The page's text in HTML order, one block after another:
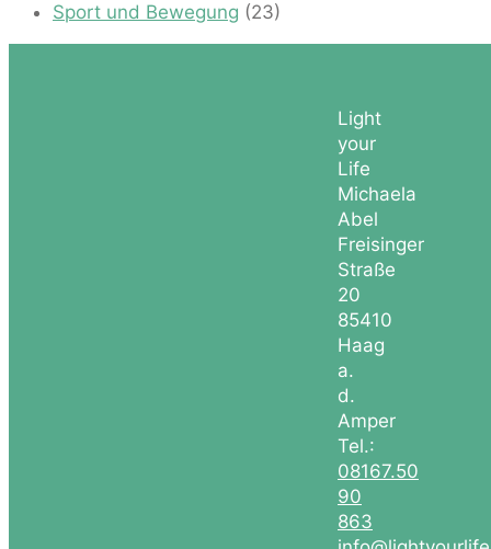
Sport und Bewegung (23)
Light
your
Life
Michaela
Abel
Freisinger
Straße
20
85410
Haag
a.
d.
Amper
Tel.:
08167.50
90
863